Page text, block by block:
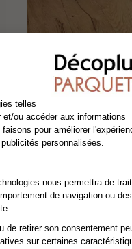
SEYCHELLES
parquet contrecollé - flottant